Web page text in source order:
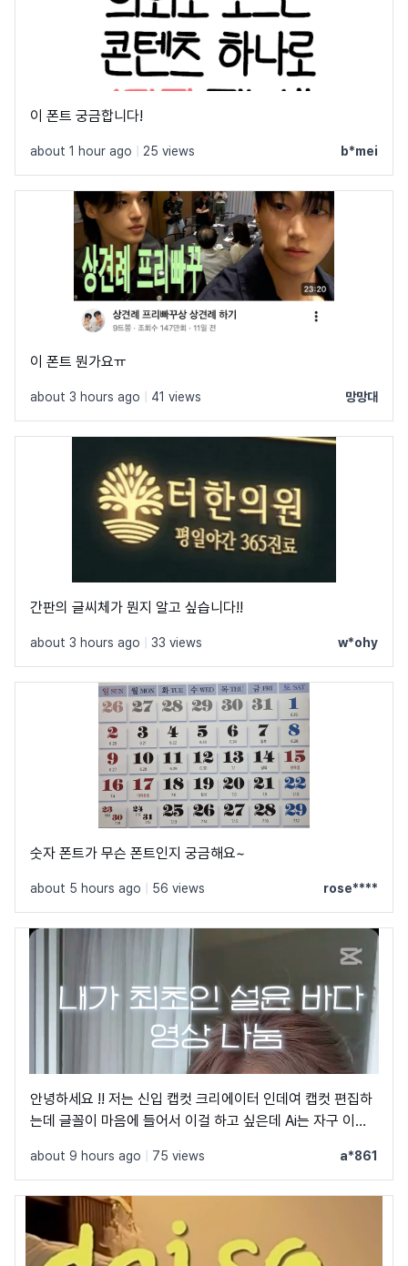
이 폰트 궁금합니다!
about 1 hour ago 25 views b*mei
이 폰트 뭔가요ㅠ
about 3 hours ago 41 views 망망대
간판의 글씨체가 뭔지 알고 싶습니다!!
about 3 hours ago 33 views w*ohy
숫자 폰트가 무슨 폰트인지 궁금해요~
about 5 hours ago 56 views rose****
안녕하세요 !! 저는 신입 캡컷 크리에이터 인데여 캡컷 편집하
는데 글꼴이 마음에 들어서 이걸 하고 싶은데 Ai는 자구 이상
이 글꼴 가지고싶어요 ㅠ ㅂ ㅠ
about 9 hours ago 75 views a*861